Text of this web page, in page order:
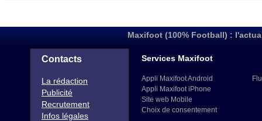
Maxifoot (100% Football) :
Contacts
La rédaction
Publicité
Recrutement
Infos légales
Services Maxifoot
Appli Maxifoot Android
Appli Maxifoot iPhone
Site web Mobile
Choix de consentement